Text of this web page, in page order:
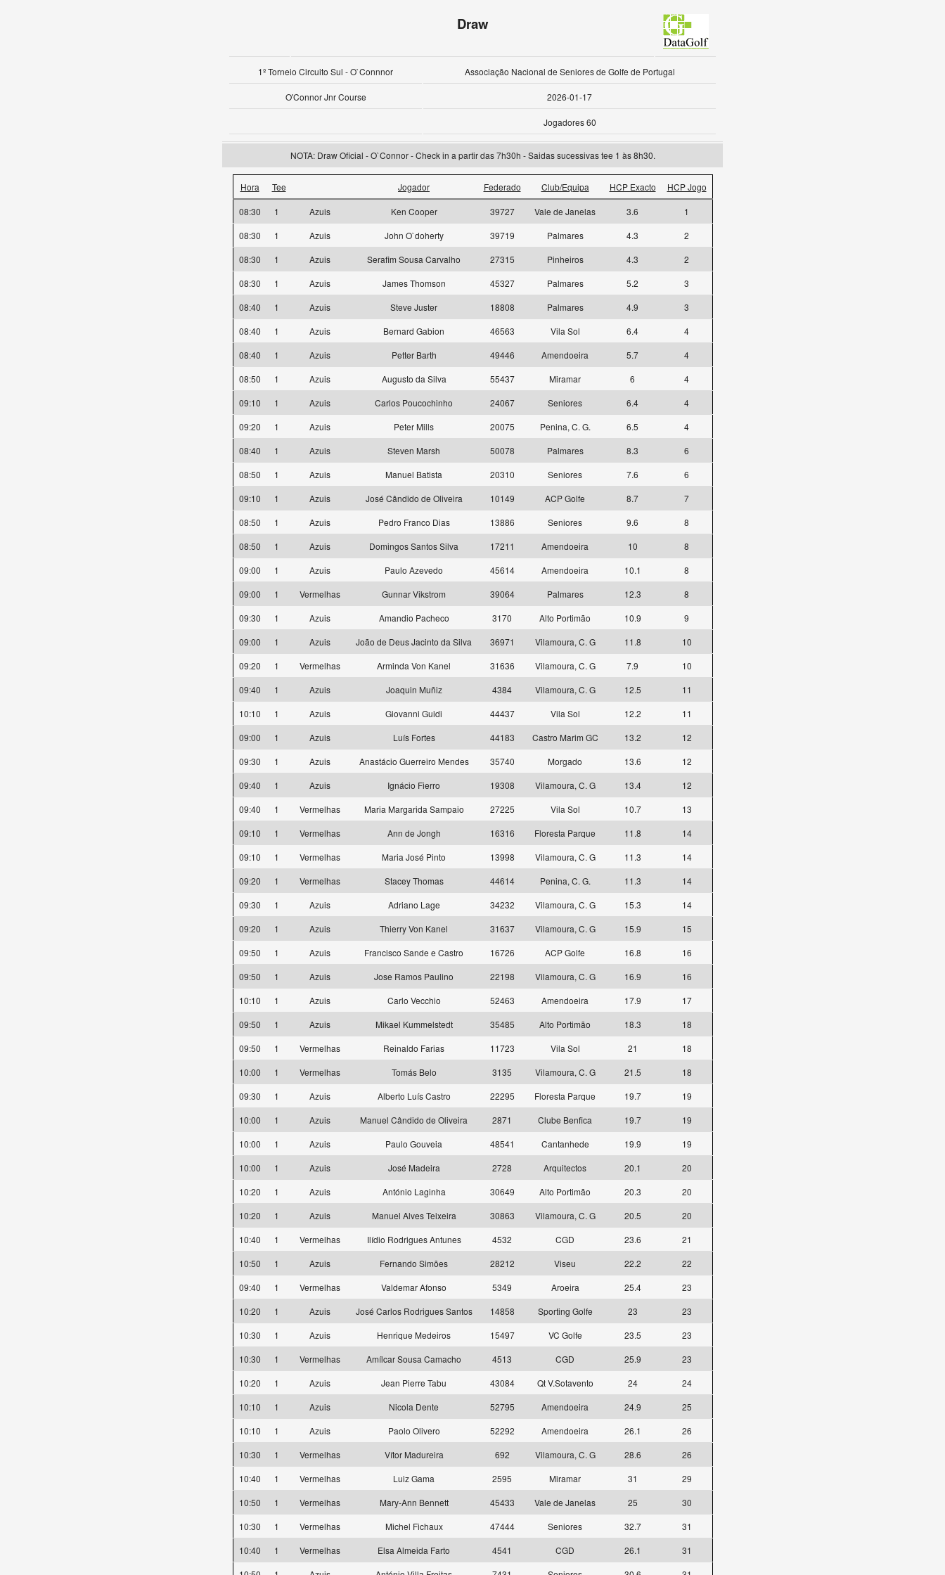
Draw
1º Torneio Circuito Sul - O`Connnor Associação Nacional de Seniores de Golfe de Portugal
O'Connor Jnr Course 2026-01-17
Jogadores 60
NOTA: Draw Oficial - O`Connor - Check in a partir das 7h30h - Saidas sucessivas tee 1 às 8h30.
Hora Tee Jogador Federado Club/Equipa HCP Exacto HCP Jogo
08:30 1 Azuis Ken Cooper 39727 Vale de Janelas 3.6
1
08:30
1 Azuis John O`doherty 39719 Palmares 4.3
2
08:30
1 Azuis Serafim Sousa Carvalho 27315 Pinheiros 4.3
2
08:30
1 Azuis James Thomson 45327 Palmares 5.2
3
08:40
1 Azuis Steve Juster 18808 Palmares 4.9
3
08:40
1 Azuis Bernard Gabion 46563 Vila Sol 6.4
4
08:40
1 Azuis Petter Barth 49446 Amendoeira 5.7
4
08:50
1 Azuis Augusto da Silva 55437 Miramar 6
4
09:10
1 Azuis Carlos Poucochinho 24067 Seniores 6.4
4
09:20
1 Azuis Peter Mills 20075 Penina, C. G. 6.5
4
08:40
1 Azuis Steven Marsh 50078 Palmares 8.3
6
08:50
1 Azuis Manuel Batista 20310 Seniores 7.6
6
09:10
1 Azuis José Cândido de Oliveira 10149 ACP Golfe 8.7
7
08:50
1 Azuis Pedro Franco Dias 13886 Seniores 9.6
8
08:50
1 Azuis Domingos Santos Silva 17211 Amendoeira 10
8
09:00
1 Azuis Paulo Azevedo 45614 Amendoeira 10.1
8
09:00
1 Vermelhas Gunnar Vikstrom 39064 Palmares 12.3
8
09:30
1 Azuis Amandio Pacheco 3170 Alto Portimão 10.9
9
09:00
1 Azuis João de Deus Jacinto da Silva 36971 Vilamoura, C. G 11.8
10
09:20
1 Vermelhas Arminda Von Kanel 31636 Vilamoura, C. G 7.9
10
09:40
1 Azuis Joaquin Muñiz 4384 Vilamoura, C. G 12.5
11
10:10
1 Azuis Giovanni Guidi 44437 Vila Sol 12.2
11
09:00
1 Azuis Luís Fortes 44183 Castro Marim GC 13.2
12
09:30
1 Azuis Anastácio Guerreiro Mendes 35740 Morgado 13.6
12
09:40
1 Azuis Ignácio Fierro 19308 Vilamoura, C. G 13.4
12
09:40
1 Vermelhas Maria Margarida Sampaio 27225 Vila Sol 10.7
13
09:10
1 Vermelhas Ann de Jongh 16316 Floresta Parque 11.8
14
09:10
1 Vermelhas Maria José Pinto 13998 Vilamoura, C. G 11.3
14
09:20
1 Vermelhas Stacey Thomas 44614 Penina, C. G. 11.3
14
09:30
1 Azuis Adriano Lage 34232 Vilamoura, C. G 15.3
14
09:20
1 Azuis Thierry Von Kanel 31637 Vilamoura, C. G 15.9
15
09:50
1 Azuis Francisco Sande e Castro 16726 ACP Golfe 16.8
16
09:50
1 Azuis Jose Ramos Paulino 22198 Vilamoura, C. G 16.9
16
10:10
1 Azuis Carlo Vecchio 52463 Amendoeira 17.9
17
09:50
1 Azuis Mikael Kummelstedt 35485 Alto Portimão 18.3
18
09:50
1 Vermelhas Reinaldo Farias 11723 Vila Sol 21
18
10:00
1 Vermelhas Tomás Belo 3135 Vilamoura, C. G 21.5
18
09:30
1 Azuis Alberto Luís Castro 22295 Floresta Parque 19.7
19
10:00
1 Azuis Manuel Cândido de Oliveira 2871 Clube Benfica 19.7
19
10:00
1 Azuis Paulo Gouveia 48541 Cantanhede 19.9
19
10:00
1 Azuis José Madeira 2728 Arquitectos 20.1
20
10:20
1 Azuis António Laginha 30649 Alto Portimão 20.3
20
10:20
1 Azuis Manuel Alves Teixeira 30863 Vilamoura, C. G 20.5
20
10:40
1 Vermelhas Ilídio Rodrigues Antunes 4532 CGD 23.6
21
10:50
1 Azuis Fernando Simões 28212 Viseu 22.2
22
09:40
1 Vermelhas Valdemar Afonso 5349 Aroeira 25.4
23
10:20
1 Azuis José Carlos Rodrigues Santos 14858 Sporting Golfe 23
23
10:30
1 Azuis Henrique Medeiros 15497 VC Golfe 23.5
23
10:30
1 Vermelhas Amílcar Sousa Camacho 4513 CGD 25.9
23
10:20
1 Azuis Jean Pierre Tabu 43084 Qt V.Sotavento 24
24
10:10
1 Azuis Nicola Dente 52795 Amendoeira 24.9
25
10:10
1 Azuis Paolo Olivero 52292 Amendoeira 26.1
26
10:30
1 Vermelhas Vítor Madureira 692 Vilamoura, C. G 28.6
26
10:40
1 Vermelhas Luiz Gama 2595 Miramar 31
29
10:50
1 Vermelhas Mary-Ann Bennett 45433 Vale de Janelas 25
30
10:30
1 Vermelhas Michel Fichaux 47444 Seniores 32.7
31
10:40
1 Vermelhas Elsa Almeida Farto 4541 CGD 26.1
31